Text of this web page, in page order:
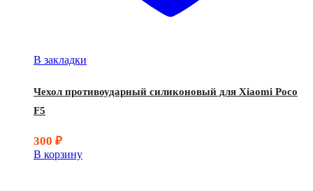
В закладки
Чехол противоударный силиконовый для Xiaomi Poco
F5
300 ₽
В корзину